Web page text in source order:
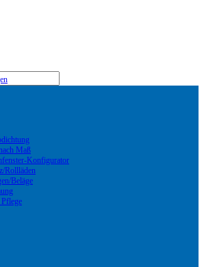
Maß
Konfigurator
Rollläden
Beläge